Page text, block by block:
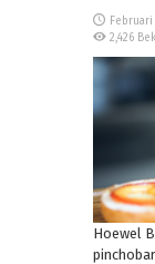
Februari
2,426
Hoewel